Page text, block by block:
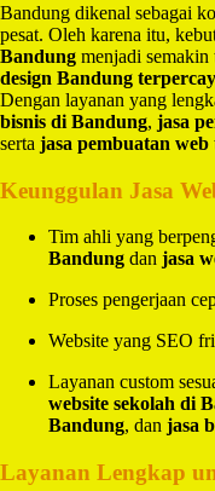
Bandung dikenal sebagai
pesat. Oleh karena itu,
Bandung menjadi
design Bandung
Dengan layanan yang
bisnis di Bandung, jasa
serta jasa pembuatan
Keunggulan Jasa
Tim ahli yang
Bandung dan jasa
Proses pengerjaan
Website yang SEO
Layanan custom
website sekolah di
Bandung, dan jasa
Layanan Lengkap